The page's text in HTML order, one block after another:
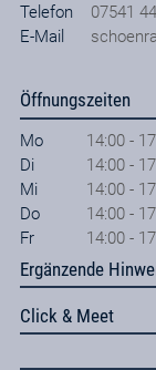
Telefon
07541
E-Mail
Öffnungszeiten
Mo
14:00 -
Di
14:00 -
Mi
14:00 -
Do
14:00 -
Fr
14:00 -
Ergänzende
Click & Meet